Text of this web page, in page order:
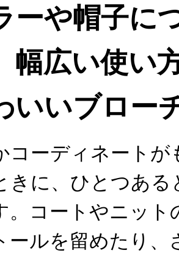
ーや帽子に
幅広い使い
いいブロー
コーディネート
きに、ひとつあ
。コートやニット
ールを留めたり